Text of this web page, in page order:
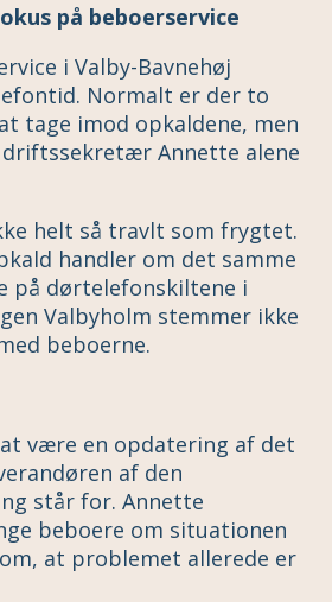
på beboerservice
i Valby-Bavnehøj
Normalt er der to
tage imod opkaldene, men
Annette alene
helt så travlt som frygtet.
handler om det samme
på dørtelefonskiltene i
Valbyholm stemmer ikke
beboerne.
være en opdatering af det
af den
står for. Annette
beboere om situationen
at problemet allerede er